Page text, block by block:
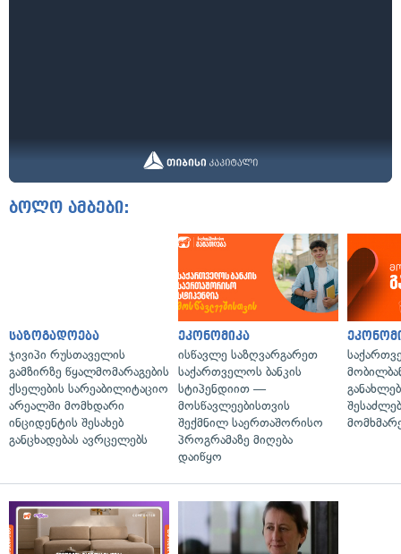
ბოლო ამბები:
საზოგადოება
ჯივიპი რუსთაველის
გამზირზე წყალმომარაგების
ქსელების სარეაბილიტაციო
არეალში მომხდარი
ინციდენტის შესახებ
განცხადებას ავრცელებს
ეკონომიკა
ისწავლე საზღვარგარეთ
საქართველოს ბანკის
სტიპენდიით —
მოსწავლეებისთვის
შექმნილ საერთაშორისო
პროგრამაზე მიღება
დაიწყო